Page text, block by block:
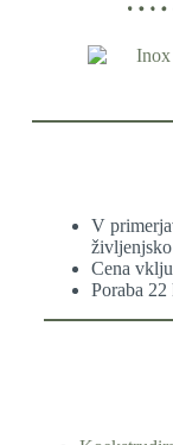
V
Cena
Poraba 22